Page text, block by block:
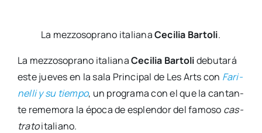
La mez­zo­so­prano ita­lia­naCeci­lia Bar­to­li.
La mez­zo­so­prano ita­lia­naCeci­lia Bar­to­lidebu­ta­rá
este jue­ves en la sala Prin­ci­pal de Les Arts con Fari­
ne­lli y su tiem­po, un pro­gra­ma con el que la can­tan­
te reme­mo­ra la épo­ca de esplen­dor del famo­so cas­
tra­toita­liano.